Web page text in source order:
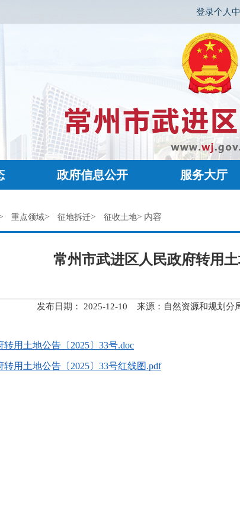
登录个人
政府信息公开 服务大厅
重点领域> 征地拆迁> 征收土地> 内容
常州市武进区人民政府转用
发布日期： 2025-12-10 来源：自然资源和规划分
用土地公告〔2025〕33号.doc
用土地公告〔2025〕33号红线图.pdf